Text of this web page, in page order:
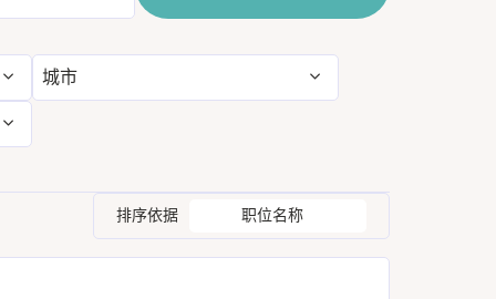
城市
排序依据 职位名称